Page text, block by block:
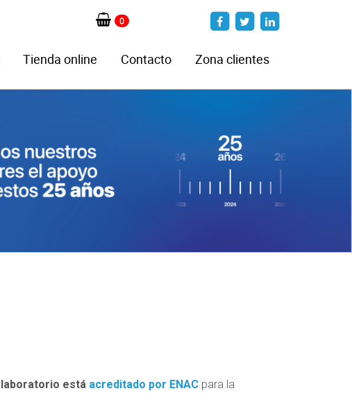
0
Tienda online Contacto Zona clientes
laboratorio está acreditado por ENAC para la